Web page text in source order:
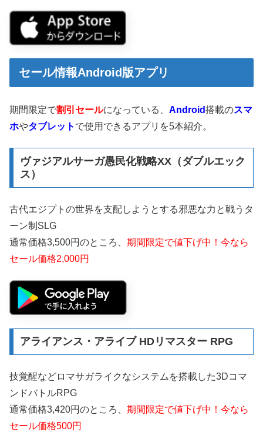
セール情報Android版アプリ
期間限定で割引セールになっている、 Android搭載のスマ
ホやタブレット で使用できるアプリを5本紹介。
ヴァジアルサーガ愚民化戦略XX（ダブルエック
ス）
古代エジプトの世界を支配しようとする邪悪な力と戦うタ
ーン制SLG
通常価格3,500円のところ、 期間限定で値下げ中！今なら
セール価格2,000円
アライアンス・アライブ HDリマスター RPG
技覚醒などロマサガライクなシステムを搭載した3Dコマ
ンドバトルRPG
通常価格3,420円のところ、 期間限定で値下げ中！今なら
セール価格500円